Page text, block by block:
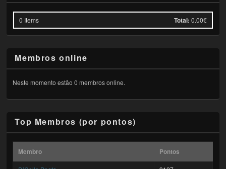
0 Items Total: 0.00€
Membros online
Neste momento estão 0 membros online.
Top Membros (por pontos)
Membro Pontos